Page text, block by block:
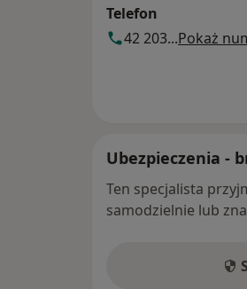
Telefon
42 203...Pokaż
Ubezpieczenia -
Ten specjalista
samodzielnie lub